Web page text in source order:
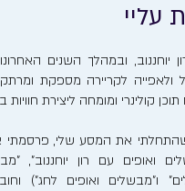
עליי
יוחננוב, ובמהלך השנים
ולאפייה לקריירה מספקת
קולינרי ומומחה ליצירת
את המסע שלי, פרסמתי
ואופים עם רון יוחננוב",
ו"מבשלים ואופים לחג")